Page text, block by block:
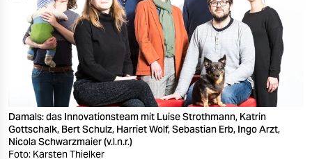
verlag
verlag
veranstaltungen
fragen & hilfe
unterstützen
Damals: das Innovationsteam mit Luise Strothmann, Katrin
Gottschalk, Bert Schulz, Harriet Wolf, Sebastian Erb, Ingo Arzt,
Nicola Schwarzmaier (v.l.n.r.)
Foto: Karsten Thielker